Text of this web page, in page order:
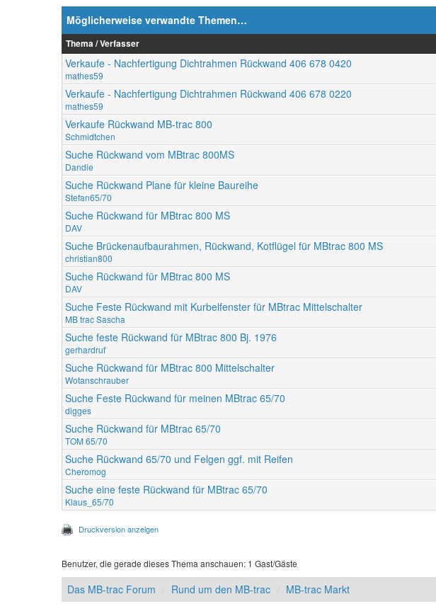
Möglicherweise verwandte Themen…
Thema / Verfasser
Verkaufe - Nachfertigung Dichtrahmen Rückwand 406 678 0420
mathes59
Verkaufe - Nachfertigung Dichtrahmen Rückwand 406 678 0220
mathes59
Verkaufe Rückwand MB-trac 800
Schmidtchen
Suche Rückwand vom MBtrac 800MS
Dandie
Suche Rückwand Plane für kleine Baureihe
Stefan65/70
Suche Rückwand für MBtrac 800 MS
DAV
Suche Brückenaufbaurahmen, Rückwand, Kotflügel für MBtrac 800 MS
christian800
Suche Rückwand für MBtrac 800 MS
DAV
Suche Feste Rückwand mit Kurbelfenster für MBtrac Mittelschalter
MB trac Sascha
Suche feste Rückwand für MBtrac 800 Bj. 1976
gerhardruf
Suche Rückwand für MBtrac 800 Mittelschalter
Wotanschrauber
Suche Feste Rückwand für meinen MBtrac 65/70
digges
Suche Rückwand für MBtrac 65/70
TOM 65/70
Suche Rückwand 65/70 und Felgen ggf. mit Reifen
Cheromog
Suche eine feste Rückwand für MBtrac 65/70
Klaus_65/70
Druckversion anzeigen
Benutzer, die gerade dieses Thema anschauen: 1 Gast/Gäste
Das MB-trac Forum Rund um den MB-trac MB-trac Markt